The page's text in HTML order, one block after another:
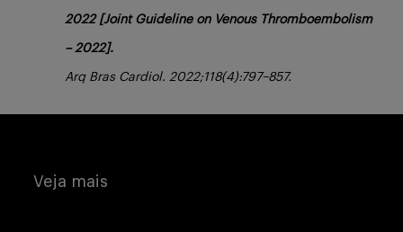
2022 [Joint Guideline on Venous Thromboembolism
– 2022].
Arq Bras Cardiol. 2022;118(4):797–857.
Veja mais